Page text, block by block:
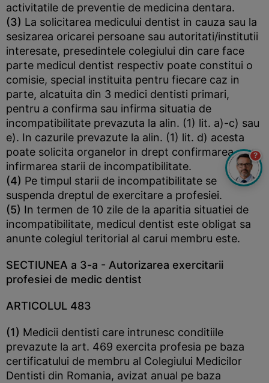
activitatile de preventie de medicina dentara.
(3) La solicitarea medicului dentist in cauza sau la
sesizarea oricarei persoane sau autoritati/institutii
interesate, presedintele colegiului din care face
parte medicul dentist respectiv poate constitui o
comisie, special instituita pentru fiecare caz in
parte, alcatuita din 3 medici dentisti primari,
pentru a confirma sau infirma situatia de
incompatibilitate prevazuta la alin. (1) lit. a)-c) sau
e). In cazurile prevazute la alin. (1) lit. d) acesta
poate solicita organelor in drept confirmarea sau
infirmarea starii de incompatibilitate.
(4) Pe timpul starii de incompatibilitate se
suspenda dreptul de exercitare a profesiei.
(5) In termen de 10 zile de la aparitia situatiei de
incompatibilitate, medicul dentist este obligat sa
anunte colegiul teritorial al carui membru este.
SECTIUNEA a 3-a - Autorizarea exercitarii
profesiei de medic dentist
ARTICOLUL 483
(1) Medicii dentisti care intrunesc conditiile
prevazute la art. 469 exercita profesia pe baza
certificatului de membru al Colegiului Medicilor
Dentisti din Romania, avizat anual pe baza
?